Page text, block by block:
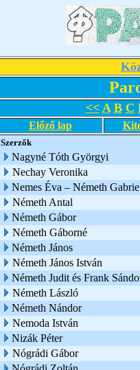
<< A B C
Előző lap
Szerzők
Nagyné Tóth Györgyi
Nechay Veronika
Nemes Éva – Németh
Németh Antal
Németh Gábor
Németh Gáborné
Németh János
Németh János István
Németh Judit és Frank
Németh László
Németh Nándor
Nemoda István
Nizák Péter
Nógrádi Gábor